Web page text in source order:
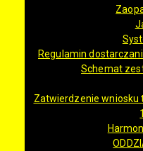
Regulamin
Schemat
Zatwierdzenie wniosku